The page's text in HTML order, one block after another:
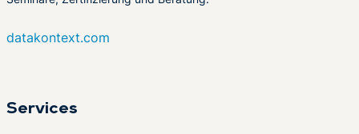
datakontext.com
Services